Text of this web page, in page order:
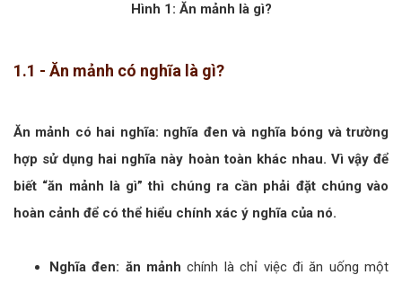
Hình 1: Ăn mảnh là gì?
1.1 - Ăn mảnh có nghĩa là gì?
Ăn mảnh có hai nghĩa: nghĩa đen và nghĩa bóng và trường
hợp sử dụng hai nghĩa này hoàn toàn khác nhau. Vì vậy để
biết “ăn mảnh là gì” thì chúng ra cần phải đặt chúng vào
hoàn cảnh để có thể hiểu chính xác ý nghĩa của nó.
Nghĩa đen: ăn mảnh chính là chỉ việc đi ăn uống một